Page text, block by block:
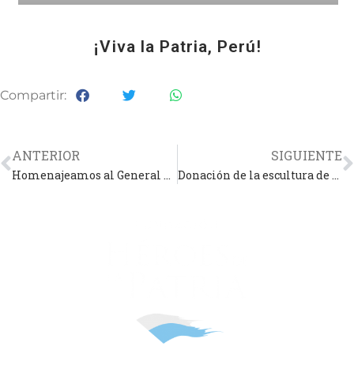
¡Viva la Patria, Perú!
Compartir:
ANTERIOR
Homenajeamos al General San Martín, junto a los Veteranos de la Guerra de Malvinas
SIGUIENTE
Donación de la escultura de nuestro Libertador a la Escuela Superior de Guerra